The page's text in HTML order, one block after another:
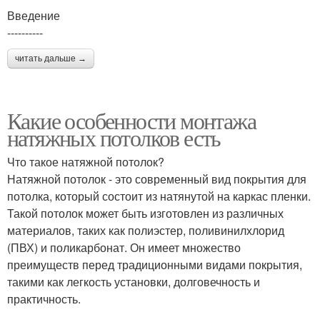
Введение
----------
читать дальше →
Какие особенности монтажа
натяжных потолков есть
Что такое натяжной потолок?
Натяжной потолок - это современный вид покрытия для
потолка, который состоит из натянутой на каркас пленки.
Такой потолок может быть изготовлен из различных
материалов, таких как полиэстер, поливинилхлорид
(ПВХ) и поликарбонат. Он имеет множество
преимуществ перед традиционными видами покрытия,
такими как легкость установки, долговечность и
практичность.